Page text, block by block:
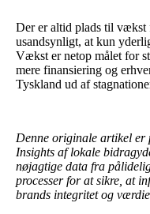
Der er altid plads til vækst
usandsynligt, at kun
Vækst er netop målet for
mere finansiering og
Tyskland ud af
Denne originale artikel er
Insights af lokale
nøjagtige data fra
processer for at sikre, at
brands integritet og